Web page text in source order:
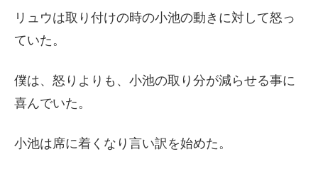
リュウは取り付けの時の小池の動きに対して怒っ
ていた。
僕は、怒りよりも、小池の取り分が減らせる事に
喜んでいた。
小池は席に着くなり言い訳を始めた。